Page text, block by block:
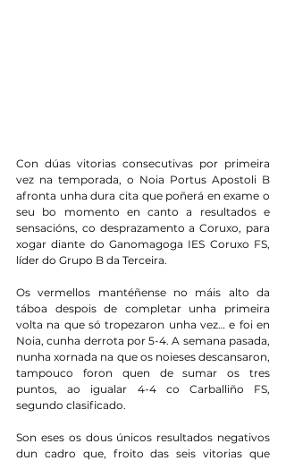
Con dúas vitorias consecutivas por primeira
vez na temporada, o Noia Portus Apostoli B
afronta unha dura cita que poñerá en exame o
seu bo momento en canto a resultados e
sensacións, co desprazamento a Coruxo, para
xogar diante do Ganomagoga IES Coruxo FS,
líder do Grupo B da Terceira.
Os vermellos mantéñense no máis alto da
táboa despois de completar unha primeira
volta na que só tropezaron unha vez… e foi en
Noia, cunha derrota por 5-4. A semana pasada,
nunha xornada na que os noieses descansaron,
tampouco foron quen de sumar os tres
puntos, ao igualar 4-4 co Carballiño FS,
segundo clasificado.
Son eses os dous únicos resultados negativos
dun cadro que, froito das seis vitorias que